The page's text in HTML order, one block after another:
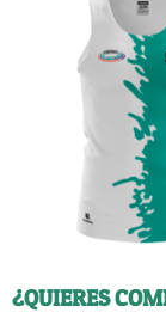
¿QUIERES